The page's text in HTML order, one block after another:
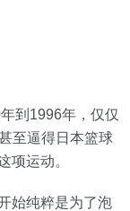
到1996年，仅仅
至逼得日本篮球
项运动。
始纯粹是为了泡